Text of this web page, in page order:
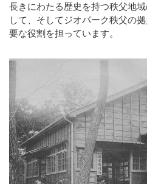
長きにわたる歴史を持つ秩父地
して、そしてジオパーク秩父の
要な役割を担っています。